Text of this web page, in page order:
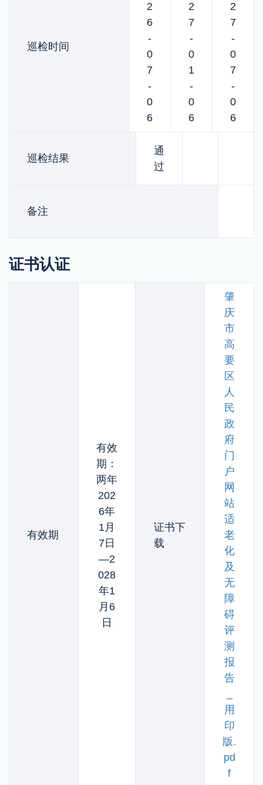
巡检时间
2
6
-
0
7
-
0
6
2
7
-
0
1
-
0
6
2
7
-
0
7
-
0
6
巡检结果
通
过
备注
证书认证
有效期
有效
期：
两年
202
6年
1月
7日
—2
028
年1
月6
日
证书下
载
肇
庆
市
高
要
区
人
民
政
府
门
户
网
站
适
老
化
及
无
障
碍
评
测
报
告
用
印
版.
pd
f